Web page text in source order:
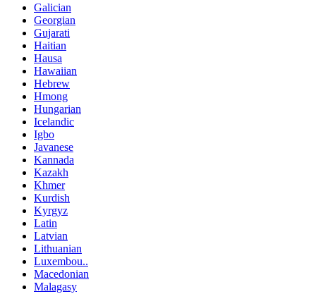
Galician
Georgian
Gujarati
Haitian
Hausa
Hawaiian
Hebrew
Hmong
Hungarian
Icelandic
Igbo
Javanese
Kannada
Kazakh
Khmer
Kurdish
Kyrgyz
Latin
Latvian
Lithuanian
Luxembou..
Macedonian
Malagasy